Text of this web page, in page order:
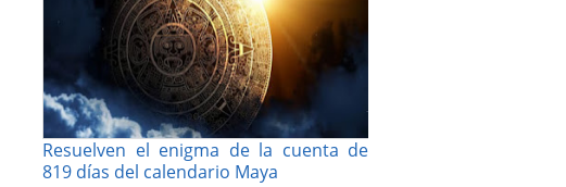
Resuelven el enigma de la cuenta de
819 días del calendario Maya